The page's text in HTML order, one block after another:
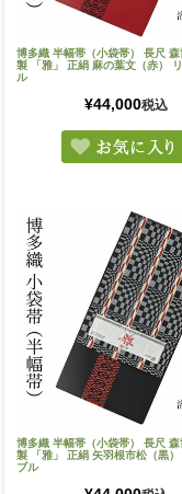
博多織 半幅帯（小袋帯） 長尺
製 「雅」 正絹 麻の葉文（赤）
ル
¥44,000税込
博多織 半幅帯（小袋帯） 長尺
製 「雅」 正絹 矢羽根市松（黒
ブル